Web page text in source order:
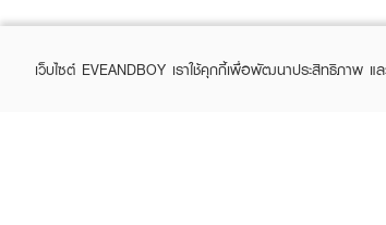
เว็บไซต์ EVEANDBOY เราใช้คุกกี้เพื่อพัฒนาประสิทธิภาพ